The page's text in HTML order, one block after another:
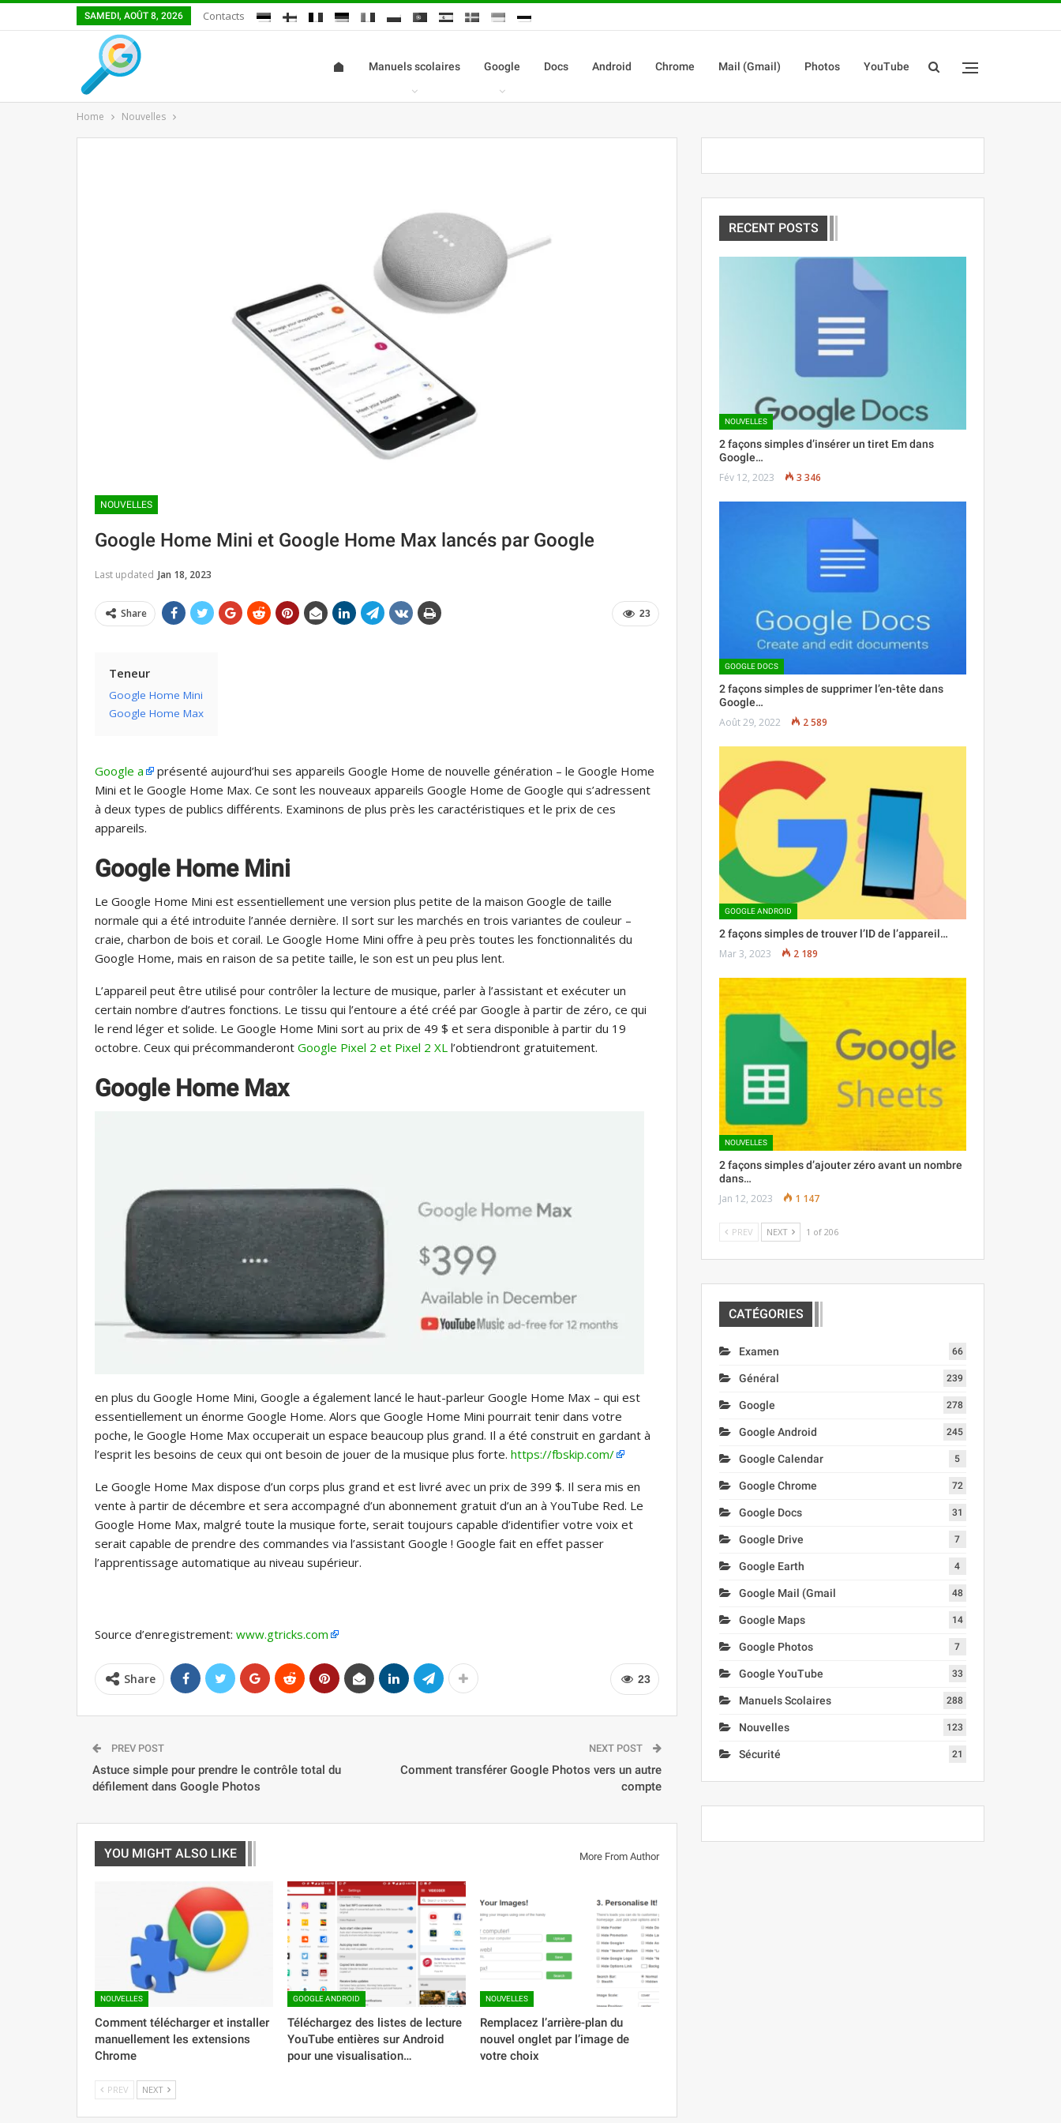
SAMEDI, AOÛT 8, 2026 Contacts
Manuels scolaires Google Docs Android Chrome Mail (Gmail) Photos YouTube
Home Nouvelles
NOUVELLES
Google Home Mini et Google Home Max lancés par Google
Last updated Jan 18, 2023
23
Share
Teneur
Google Home Mini
Google Home Max
Google a
présenté aujourd’hui ses appareils Google Home de nouvelle génération – le Google Home
Mini et le Google Home Max. Ce sont les nouveaux appareils Google Home de Google qui s’adressent
à deux types de publics différents. Examinons de plus près les caractéristiques et le prix de ces
appareils.
Google Home Mini
Le Google Home Mini est essentiellement une version plus petite de la maison Google de taille
normale qui a été introduite l’année dernière. Il sort sur les marchés en trois variantes de couleur –
craie, charbon de bois et corail. Le Google Home Mini offre à peu près toutes les fonctionnalités du
Google Home, mais en raison de sa petite taille, le son est un peu plus lent.
L’appareil peut être utilisé pour contrôler la lecture de musique, parler à l’assistant et exécuter un
certain nombre d’autres fonctions. Le tissu qui l’entoure a été créé par Google à partir de zéro, ce qui
le rend léger et solide. Le Google Home Mini sort au prix de 49 $ et sera disponible à partir du 19
octobre. Ceux qui précommanderont Google Pixel 2 et Pixel 2 XL l’obtiendront gratuitement.
Google Home Max
en plus du Google Home Mini, Google a également lancé le haut-parleur Google Home Max – qui est
essentiellement un énorme Google Home. Alors que Google Home Mini pourrait tenir dans votre
poche, le Google Home Max occuperait un espace beaucoup plus grand. Il a été construit en gardant à
l’esprit les besoins de ceux qui ont besoin de jouer de la musique plus forte. https://fbskip.com/
Le Google Home Max dispose d’un corps plus grand et est livré avec un prix de 399 $. Il sera mis en
vente à partir de décembre et sera accompagné d’un abonnement gratuit d’un an à YouTube Red. Le
Google Home Max, malgré toute la musique forte, serait toujours capable d’identifier votre voix et
serait capable de prendre des commandes via l’assistant Google ! Google fait en effet passer
l’apprentissage automatique au niveau supérieur.
Source d’enregistrement: www.gtricks.com
23
Share
PREV POST
Astuce simple pour prendre le contrôle total du
défilement dans Google Photos
NEXT POST
Comment transférer Google Photos vers un autre
compte
YOU MIGHT ALSO LIKE More From Author
NOUVELLES
Comment télécharger et installer
manuellement les extensions
Chrome
GOOGLE ANDROID
Téléchargez des listes de lecture
YouTube entières sur Android
pour une visualisation…
NOUVELLES
Remplacez l’arrière-plan du
nouvel onglet par l’image de
votre choix
PREV NEXT
RECENT POSTS
NOUVELLES
2 façons simples d’insérer un tiret Em dans
Google…
Fév 12, 2023 3 346
GOOGLE DOCS
2 façons simples de supprimer l’en-tête dans
Google…
Août 29, 2022 2 589
GOOGLE ANDROID
2 façons simples de trouver l’ID de l’appareil…
Mar 3, 2023 2 189
NOUVELLES
2 façons simples d’ajouter zéro avant un nombre
dans…
Jan 12, 2023 1 147
PREV NEXT 1 of 206
CATÉGORIES
Examen 66
Général 239
Google 278
Google Android 245
Google Calendar 5
Google Chrome 72
Google Docs 31
Google Drive 7
Google Earth 4
Google Mail (Gmail 48
Google Maps 14
Google Photos 7
Google YouTube 33
Manuels Scolaires 288
Nouvelles 123
Sécurité 21